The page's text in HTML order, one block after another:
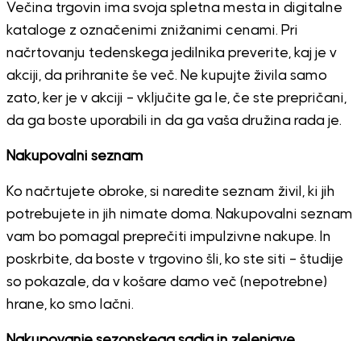
Večina trgovin ima svoja spletna mesta in digitalne
kataloge z označenimi znižanimi cenami. Pri
načrtovanju tedenskega jedilnika preverite, kaj je v
akciji, da prihranite še več. Ne kupujte živila samo
zato, ker je v akciji – vključite ga le, če ste prepričani,
da ga boste uporabili in da ga vaša družina rada je.
Nakupovalni seznam
Ko načrtujete obroke, si naredite seznam živil, ki jih
potrebujete in jih nimate doma. Nakupovalni seznam
vam bo pomagal preprečiti impulzivne nakupe. In
poskrbite, da boste v trgovino šli, ko ste siti – študije
so pokazale, da v košare damo več (nepotrebne)
hrane, ko smo lačni.